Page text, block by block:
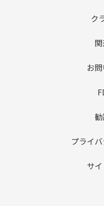
ク
お
プライ
サ